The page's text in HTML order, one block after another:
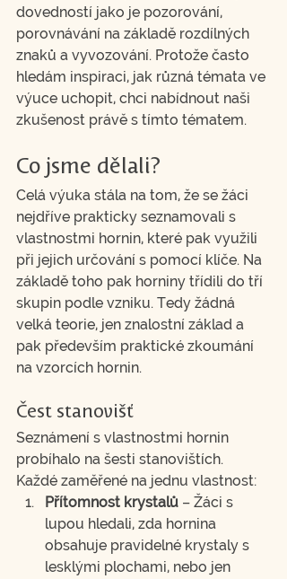
dovedností jako je pozorování,
porovnávání na základě rozdílných
znaků a vyvozování. Protože často
hledám inspiraci, jak různá témata ve
výuce uchopit, chci nabídnout naši
zkušenost právě s tímto tématem.
Co jsme dělali?
Celá výuka stála na tom, že se žáci
nejdříve prakticky seznamovali s
vlastnostmi hornin, které pak využili
při jejich určování s pomocí klíče. Na
základě toho pak horniny třídili do tří
skupin podle vzniku. Tedy žádná
velká teorie, jen znalostní základ a
pak především praktické zkoumání
na vzorcích hornin.
Čest stanovišť
Seznámení s vlastnostmi hornin
probíhalo na šesti stanovištích.
Každé zaměřené na jednu vlastnost:
Přítomnost krystalů – Žáci s
lupou hledali, zda hornina
obsahuje pravidelné krystaly s
lesklými plochami, nebo jen